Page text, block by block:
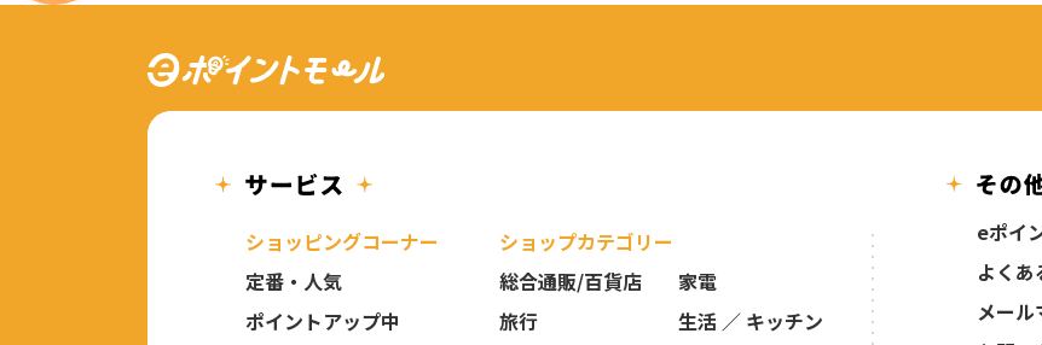
ショッピングコーナー
定番・人気
ポイントアップ中
ショップカテゴリー
総合通販/百貨店
旅行
家電
生活 ／ キッチン
eポイ
よくあ
メール